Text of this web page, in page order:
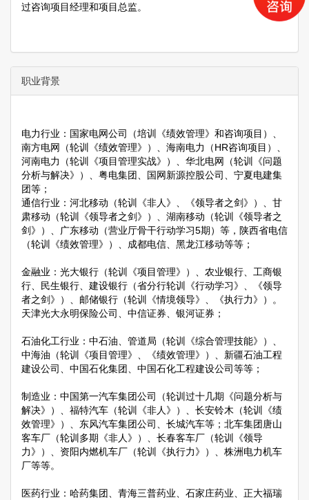
过咨询项目经理和项目总监。
职业背景
电力行业：国家电网公司（培训《绩效管理》和咨询项目）、
南方电网（轮训《绩效管理》）、海南电力（HR咨询项目）、
河南电力（轮训《项目管理实战》）、华北电网（轮训《问题
分析与解决》）、粤电集团、国网新源控股公司、宁夏电建集
团等；
通信行业：河北移动（轮训《非人》、《领导者之剑》）、甘
肃移动（轮训《领导者之剑》）、湖南移动（轮训《领导者之
剑》）、广东移动（营业厅骨干行动学习5期）等，陕西省电信
（轮训《绩效管理》）、成都电信、黑龙江移动等等；
金融业：光大银行（轮训《项目管理》）、农业银行、工商银
行、民生银行、建设银行（省分行轮训《行动学习》、《领导
者之剑》）、邮储银行（轮训《情境领导》、《执行力》）。
天津光大永明保险公司、中信证券、银河证券；
石油化工行业：中石油、管道局（轮训《综合管理技能》）、
中海油（轮训《项目管理》、《绩效管理》）、新疆石油工程
建设公司、中国石化集团、中国石化工程建设公司等等；
制造业：中国第一汽车集团公司（轮训过十几期《问题分析与
解决》）、福特汽车（轮训《非人》）、长安铃木（轮训《绩
效管理》）、东风汽车集团公司、长城汽车等；北车集团唐山
客车厂（轮训多期《非人》）、长春客车厂（轮训《领导
力》）、资阳内燃机车厂（轮训《执行力》）、株洲电力机车
厂等等。
医药行业：哈药集团、青海三普药业、石家庄药业、正大福瑞